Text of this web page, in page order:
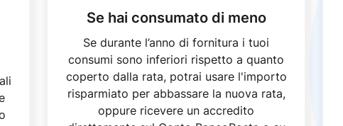
Se hai consumato di meno
Se durante l’anno di fornitura i tuoi
consumi sono inferiori rispetto a quanto
coperto dalla rata, potrai usare l'importo
risparmiato per abbassare la nuova rata,
oppure ricevere un accredito